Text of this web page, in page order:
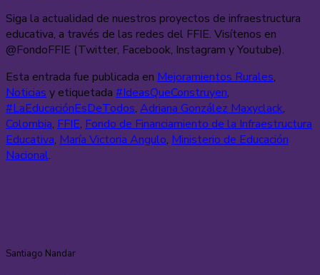
Siga la actualidad de nuestros proyectos de infraestructura
educativa, a través de las redes del FFIE. Visítenos en
@FondoFFIE (Twitter, Facebook, Instagram y Youtube).
Esta entrada fue publicada en Mejoramientos Rurales,
Noticias y etiquetada #IdeasQueConstruyen,
#LaEducaciónEsDeTodos, Adriana González Maxyclack,
Colombia, FFIE, Fondo de Financiamiento de la Infraestructura
Educativa, María Victoria Angulo, Ministerio de Educación
Nacional.
Santiago Nandar